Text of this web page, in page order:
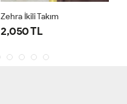
Zehra İkili Takım
2,050 TL